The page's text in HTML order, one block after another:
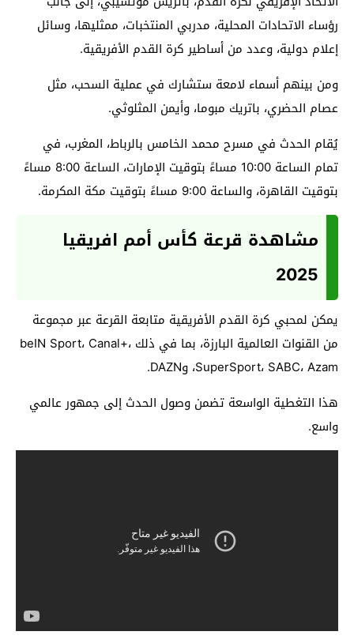
رؤساء الاتحادات المحلية، مدربي المنتخبات، ممثليها، وسائل
إعلام دولية، وعدد من أساطير كرة القدم الأفريقية.
ومن بينهم أسماء لامعة ستشارك في عملية السحب، مثل
عصام الحضري، باتريك مبوما، وأيمن المثلوثي.
يُقام الحدث في مسرح محمد الخامس بالرباط، المغرب، في
تمام الساعة 10:00 مساءً بتوقيت الإمارات، الساعة 8:00 مساءً
بتوقيت القاهرة، والساعة 9:00 مساءً بتوقيت مكة المكرمة.
مشاهدة قرعة كأس أمم افريقيا
2025
يمكن لمحبي كرة القدم الأفريقية متابعة القرعة عبر مجموعة
من القنوات العالمية البارزة، بما في ذلك beIN Sport، Canal+،
SuperSport، SABC، Azam، وDAZN.
هذا التغطية الواسعة تضمن وصول الحدث إلى جمهور عالمي
واسع.